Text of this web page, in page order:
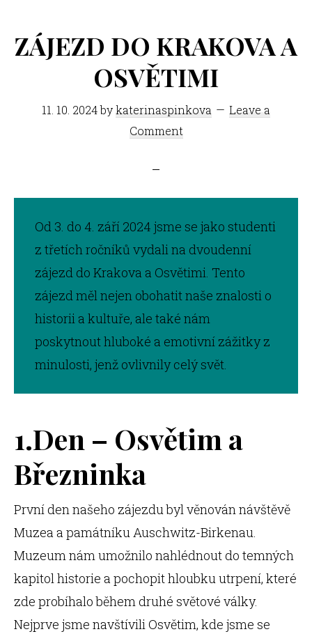
ZÁJEZD DO KRAKOVA A
OSVĚTIMI
11. 10. 2024bykaterinaspinkova
Leave a
Comment
Od 3. do 4. září 2024 jsme se jako studenti
z třetích ročníků vydali na dvoudenní
zájezd do Krakova a Osvětimi. Tento
zájezd měl nejen obohatit naše znalosti o
historii a kultuře, ale také nám
poskytnout hluboké a emotivní zážitky z
minulosti, jenž ovlivnily celý svět.
1.Den – Osvětim a
Březninka
První den našeho zájezdu byl věnován návštěvě
Muzea a památníku Auschwitz-Birkenau.
Muzeum nám umožnilo nahlédnout do temných
kapitol historie a pochopit hloubku utrpení, které
zde probíhalo během druhé světové války.
Nejprve jsme navštívili Osvětim, kde jsme se